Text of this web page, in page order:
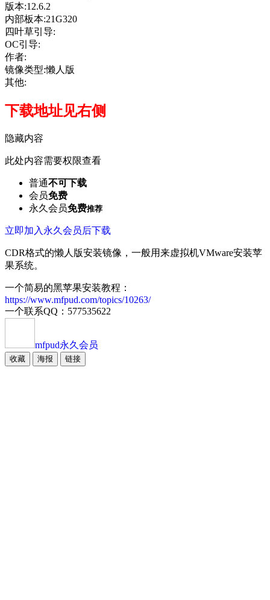
版本:12.6.2
内部板本:21G320
四叶草引导:
OC引导:
作者:
镜像类型:懒人版
其他:
下载地址见右侧
隐藏内容
此处内容需要权限查看
普通不可下载
会员免费
永久会员免费推荐
立即加入永久会员后下载
CDR格式的懒人版安装镜像，一般用来虚拟机VMware安装苹
果系统。
一个简易的黑苹果安装教程：
https://www.mfpud.com/topics/10263/
一个联系QQ：577535622
mfpud永久会员
收藏 海报 链接